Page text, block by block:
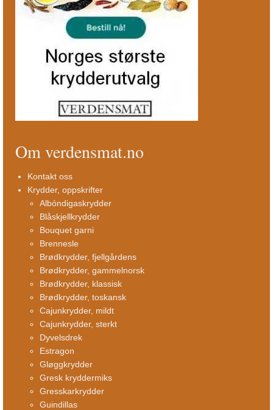
Om verdensmat.no
Kontakt oss
Krydder, oppskrifter
Albóndigaskrydder
Blåskjellkrydder
Bouquet garni
Brennesle
Brødkrydder, fjellgårdens
Brødkrydder, gammelnorsk
Brødkrydder, klassisk
Brødkrydder, toskansk
Cajunkrydder, mildt
Cajunkrydder, sterkt
Dyvelsdrek
Estragon
Gløggkrydder
Gresk kryddermiks
Gresskarkrydder
Guindillas